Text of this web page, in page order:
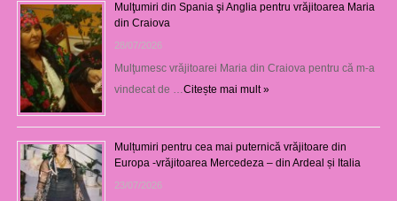
Mulţumiri din Spania şi Anglia pentru vrăjitoarea Maria
din Craiova
28/07/2026
Mulţumesc vrăjitoarei Maria din Craiova pentru că m-a
vindecat de …Citește mai mult »
Mulțumiri pentru cea mai puternică vrăjitoare din
Europa -vrăjitoarea Mercedeza – din Ardeal și Italia
23/07/2026